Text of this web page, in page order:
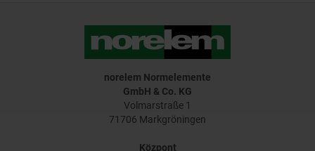
norelem Normelemente
GmbH & Co. KG
Volmarstraße 1
71706 Markgröningen
Központ